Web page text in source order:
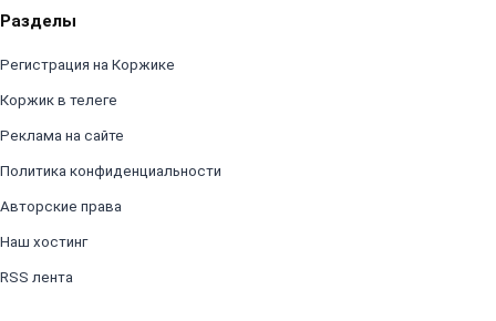
Разделы
Регистрация на Коржике
Коржик в телеге
Реклама на сайте
Политика конфиденциальности
Авторские права
Наш хостинг
RSS лента